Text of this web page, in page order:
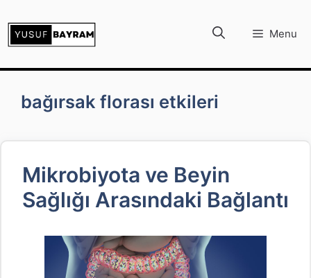
atla
Menu
bağırsak florası etkileri
Mikrobiyota ve Beyin
Sağlığı Arasındaki Bağlantı